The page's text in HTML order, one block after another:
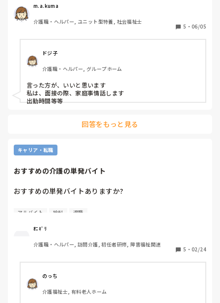
が出来ず、学校が休みの時は仕事も休むしかありません。
アルバイトなので希望休が取れるのでわざわざ子供に障害が
あるとか言わなくていいかな…と思いつつ。
伝える必要ってあるのでしょうか？
m.a.kuma
介護職・ヘルパー, ユニット型特養, 社会福祉士
5 ・ 06/05
ドジ子
介護職・ヘルパー, グループホーム
言った方が、いいと思います
私は、面接の際、家庭事情話します
出勤時間等等
回答をもっと見る
キャリア・転職
おすすめの介護の単発バイト
おすすめの単発バイトありますか?
給料の締め日を考慮して3月下旬で退職予定で
4月まで無職なので仕事始まるまでなにかしたいなって
思ってます(  . .)"
アルバイト 給料 退職
ｵﾆｷﾞﾘ
介護職・ヘルパー, 訪問介護, 初任者研修, 障害福祉関連
5 ・ 02/24
のっち
介護福祉士, 有料老人ホーム